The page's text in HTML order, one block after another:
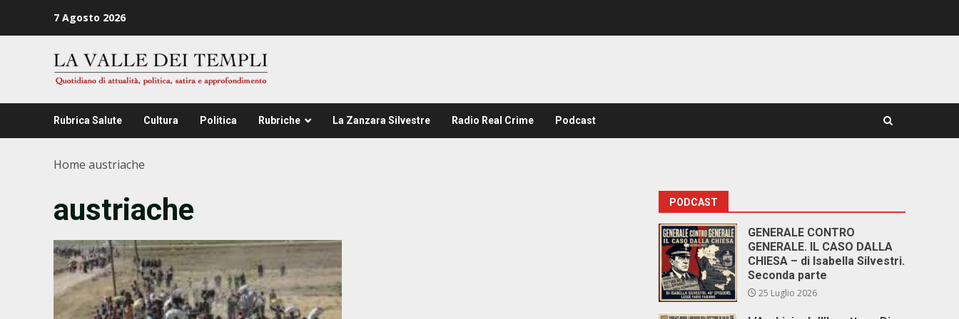
7 Agosto 2026
Rubrica Salute Cultura Politica Rubriche La Zanzara Silvestre Radio Real Crime Podcast
Home austriache
austriache PODCAST
GENERALE CONTRO
GENERALE. IL CASO DALLA
CHIESA – di Isabella Silvestri.
Seconda parte
25 Luglio 2026